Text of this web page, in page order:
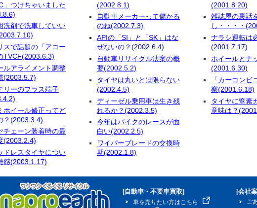
」つけちゃいました
洗剤で洗車していい
スで話題の「アコー
TVCF(2003.6.3)
ルアライメント調整
(2003.5.7)
リーのプラス端子
ホイール修正ってど
？(2003.3.4)
チェーン装着時の最
(2003.2.4)
ドレスタイヤについ
感(2003.1.17)
(2002.8.1)
自動車メーカーって儲かる
のね(2002.7.3)
APIの「SI」と「SK」はな
ぜないの？(2002.6.4)
自動車リサイクル法案の概
要(2002.5.2)
タイヤは丸いとは限らない
(2002.4.5)
ディーゼル乗用車は生き残
れるか？(2002.3.5)
今年はバイクのレースが面
白い(2002.2.5)
ワイパーブレードの交換時
期(2002.1.8)
(2001.8.20)
雑誌屋の裏話
し・・・・
ナラシ運転は
(2001.7.17)
ホイールとナ
(2001.6.30)
「カーコンビ
察(2001.6.18)
タイヤに窒素
意味は？
[自動車・不要車買取]
車を売りたい方はこちら
[会社
ご